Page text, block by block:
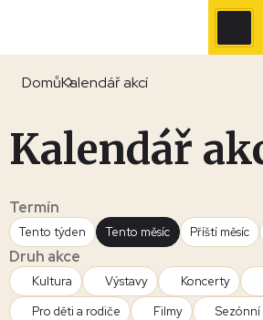
DomůKalendář akcí
Kalendář
Termín
Tento týden Tento měsíc Příští měsíc
Druh akce
Kultura Výstavy Koncerty
Pro děti a rodiče
Filmy Sezónní